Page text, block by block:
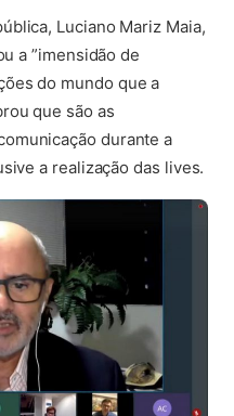
Luciano Mariz Maia,
a ”imensidão de
do mundo que a
que são as
durante a
a realização das lives.